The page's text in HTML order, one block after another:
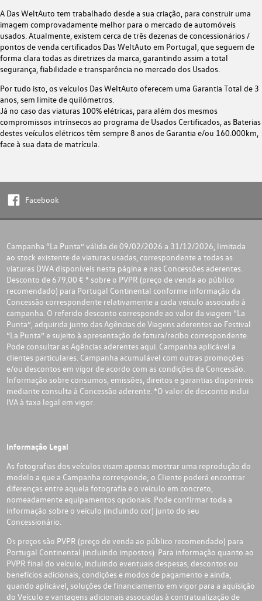
A Das WeltAuto tem trabalhado desde a sua criação, para construir uma
imagem comprovadamente melhor para o mercado de automóveis
usados. Atualmente, existem cerca de três dezenas de concessionários /
pontos de venda certificados Das WeltAuto em Portugal, que seguem de
forma clara todas as diretrizes da marca, garantindo assim a total
segurança, fiabilidade e transparência no mercado dos Usados.
Por tudo isto, os veículos Das WeltAuto oferecem uma Garantia Total de 3
anos, sem limite de quilómetros.
Já no caso das viaturas 100% elétricas, para além dos mesmos
compromissos intrínsecos ao programa de Usados Certificados, as Baterias
destes veículos elétricos têm sempre 8 anos de Garantia e/ou 160.000km,
face à sua data de matrícula.
Facebook
Campanha “La Punta” válida de 09/02/2026 a 31/12/2026, limitada
ao stock existente de viaturas usadas, correspondente a todas as
viaturas DWA disponíveis nesta página e nas Concessões aderentes.
Desconto de 679,00 € * sobre o PVPR (preço de venda ao público
recomendado) para Portugal Continental conforme informação da
Concessão correspondente relativamente a cada veículo associado à
campanha. O referido desconto corresponde ao valor da viagem “La
Punta”, adquirida junto das Agências de Viagens aderentes ao Festival
“La Punta” e sujeito à apresentação de fatura/recibo correspondente.
Pode consultar as Agências aderentes aqui. Campanha aplicável a
clientes particulares. Campanha acumulável com outras promoções
e/ou descontos em vigor de acordo com as condições da Concessão.
Informação sobre consumos, emissões, direitos e garantias disponíveis
mediante consulta à Concessão aderente. *O valor de desconto inclui
IVA à taxa legal em vigor.
Informação Legal
As fotografias dos veículos visam apenas mostrar uma reprodução do
modelo a que a Campanha corresponde; o Cliente poderá encontrar
diferenças entre aquela fotografia e o veículo em concreto,
nomeadamente equipamentos opcionais. Pode confirmar toda a
informação sobre o veículo (incluindo cor) junto do seu
Concessionário.
Os preços são PVPR (preço de venda ao público recomendado) para
Portugal Continental (incluindo impostos). Para informação quanto ao
PVPR final do veículo, incluindo eventuais despesas, descontos ou
benefícios adicionais, condições e modos de pagamento e ainda,
quando aplicável, soluções de financiamento em vigor para a aquisição
do Veículo e vantagens adicionais associadas à contratualização de